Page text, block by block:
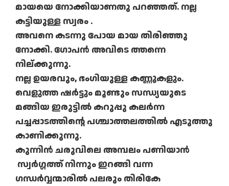
മായയെ നോക്കിയാണതു പറഞ്ഞത്. നല്ല
കട്ടിയുള്ള സ്വരം .
അവനെ കടന്നു പോയ മായ തിരിഞ്ഞു
നോക്കി. ഗോപൻ അവിടെ ത്തന്നെ
നില്ക്കുന്നു.
നല്ല ഉയരവും, ഭംഗിയുള്ള കണ്ണൂകളും.
വെളുത്ത ഷർട്ടും മുണ്ടും സന്ധ്യയുടെ
മങ്ങിയ ഇരുട്ടിൽ കറുപ്പു കലർന്ന
പച്ചപ്പാടത്തിന്റെ പശ്ചാത്തലത്തിൽ എടുത്തു
കാണിക്കുന്നു.
കുന്നിൻ ചരുവിലെ അമ്പലം പണിയാൻ
സ്വർഗ്ഗത്ത് നിന്നും ഇറങ്ങി വന്ന
ഗന്ധർവ്വന്മാരിൽ പലരും തിരികേ